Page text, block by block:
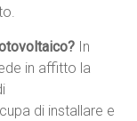
In
in affitto la
di installare e